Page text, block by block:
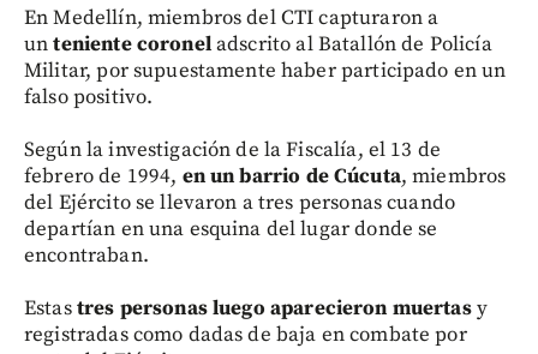
En Medellín, miembros del CTI capturaron a
unteniente coroneladscrito al Batallón de Policía
Militar, por supuestamente haber participado en un
falso positivo.
Según la investigación de la Fiscalía, el 13 de
febrero de 1994, en un barrio de Cúcuta, miembros
del Ejército se llevaron a tres personas cuando
departían en una esquina del lugar donde se
encontraban.
Estastres personas luego aparecieron muertasy
registradas como dadas de baja en combate por